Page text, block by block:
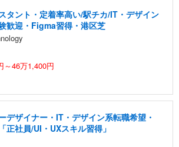
タント・定着率高い/駅チカ/IT・デザイン
歓迎・Figma習得・港区芝
～46万1,400円
デザイナー・IT・デザイン系転職希望・
正社員/UI・UXスキル習得」